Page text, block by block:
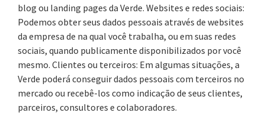
blog ou landing pages da Verde. Websites e redes sociais:
Podemos obter seus dados pessoais através de websites
da empresa de na qual você trabalha, ou em suas redes
sociais, quando publicamente disponibilizados por você
mesmo. Clientes ou terceiros: Em algumas situações, a
Verde poderá conseguir dados pessoais com terceiros no
mercado ou recebê-los como indicação de seus clientes,
parceiros, consultores e colaboradores.